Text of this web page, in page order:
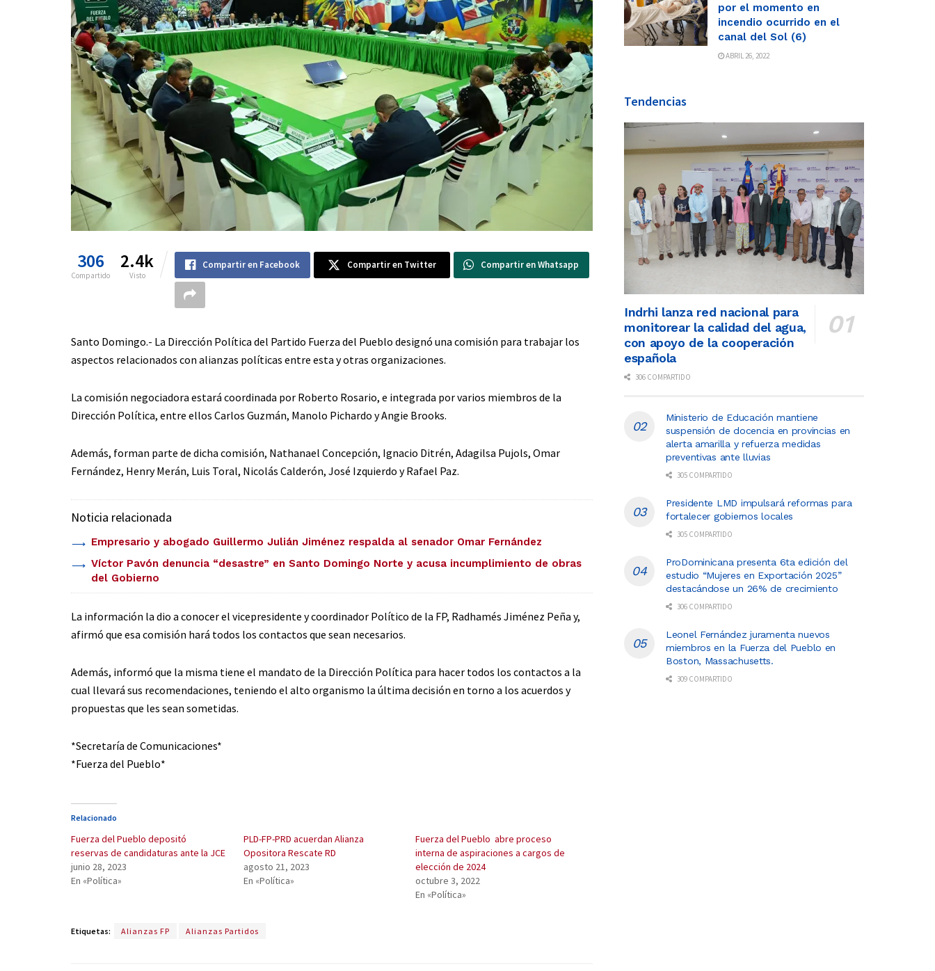
306
Compartido
2.4k
Visto
Compartir en Facebook Compartir en Twitter Compartir en Whatsapp
Santo Domingo.- La Dirección Política del Partido Fuerza del Pueblo designó una comisión para trabajar los
aspectos relacionados con alianzas políticas entre esta y otras organizaciones.
La comisión negociadora estará coordinada por Roberto Rosario, e integrada por varios miembros de la
Dirección Política, entre ellos Carlos Guzmán, Manolo Pichardo y Angie Brooks.
Además, forman parte de dicha comisión, Nathanael Concepción, Ignacio Ditrén, Adagilsa Pujols, Omar
Fernández, Henry Merán, Luis Toral, Nicolás Calderón, José Izquierdo y Rafael Paz.
Noticia relacionada
Empresario y abogado Guillermo Julián Jiménez respalda al senador Omar Fernández
Víctor Pavón denuncia “desastre” en Santo Domingo Norte y acusa incumplimiento de obras
del Gobierno
La información la dio a conocer el vicepresidente y coordinador Político de la FP, Radhamés Jiménez Peña y,
afirmó que esa comisión hará todos los contactos que sean necesarios.
Además, informó que la misma tiene el mandato de la Dirección Política para hacer todos los contactos a la
cual llevará sus recomendaciones, teniendo el alto organismo la última decisión en torno a los acuerdos y
propuestas que les sean sometidas.
*Secretaría de Comunicaciones*
*Fuerza del Pueblo*
Relacionado
Fuerza del Pueblo depositó
reservas de candidaturas ante la JCE
junio 28, 2023
En «Política»
PLD-FP-PRD acuerdan Alianza
Opositora Rescate RD
agosto 21, 2023
En «Política»
Fuerza del Pueblo abre proceso
interna de aspiraciones a cargos de
elección de 2024
octubre 3, 2022
En «Política»
Etiquetas: Alianzas FP Alianzas Partidos
por el momento en
incendio ocurrido en el
canal del Sol (6)
ABRIL 26, 2022
Tendencias
Indrhi lanza red nacional para
monitorear la calidad del agua,
con apoyo de la cooperación
española
306 COMPARTIDO
Ministerio de Educación mantiene
suspensión de docencia en provincias en
alerta amarilla y refuerza medidas
preventivas ante lluvias
305 COMPARTIDO
Presidente LMD impulsará reformas para
fortalecer gobiernos locales
305 COMPARTIDO
ProDominicana presenta 6ta edición del
estudio “Mujeres en Exportación 2025”
destacándose un 26% de crecimiento
306 COMPARTIDO
Leonel Fernández juramenta nuevos
miembros en la Fuerza del Pueblo en
Boston, Massachusetts.
309 COMPARTIDO